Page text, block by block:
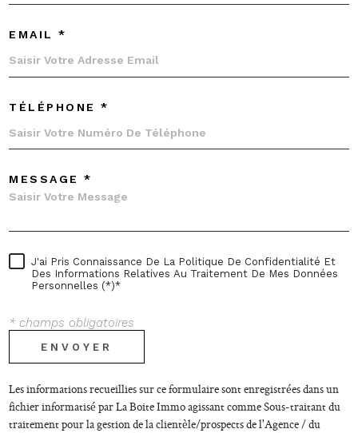
EMAIL *
TÉLÉPHONE *
MESSAGE *
J'ai Pris Connaissance De La Politique De Confidentialité Et
Des Informations Relatives Au Traitement De Mes Données
Personnelles (*)*
* champs obligatoires
ENVOYER
Les informations recueillies sur ce formulaire sont enregistrées dans un
fichier informatisé par La Boite Immo agissant comme Sous-traitant du
traitement pour la gestion de la clientèle/prospects de l'Agence / du